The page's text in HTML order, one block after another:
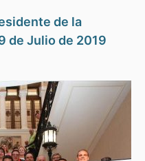
de la
de Julio de 2019